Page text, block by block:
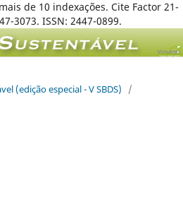
de 10 indexações. Cite Factor 21-
3073. ISSN: 2447-0899.
(edição especial - V SBDS)
/